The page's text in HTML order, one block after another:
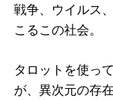
戦争、ウイルス
こるこの社会。
タロットを使っ
が、異次元の存